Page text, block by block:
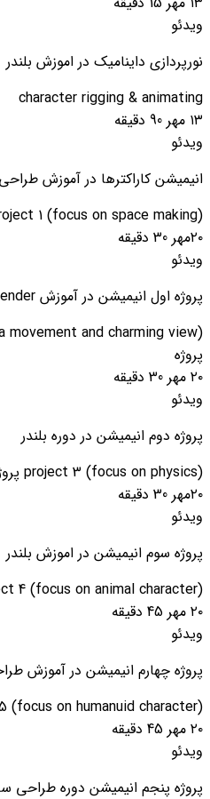
ویدئو
نورپردازی داینامیک در اموزش بلندر
character rigging & animating
۱۳ مهر
90 دقیقه
ویدئو
انیمیشن کاراکترها در آموزش
1 (focus on space making)
۲۰مهر
30 دقیقه
ویدئو
پروژه اول انیمیشن در آموزش Blender
movement and charming view)
پروژه
۲۰ مهر
30 دقیقه
ویدئو
پروژه دوم انیمیشن در دوره بلندر
project 3 (focus on physics)
۲۰مهر
30 دقیقه
ویدئو
پروژه سوم انیمیشن در اموزش بلندر
4 (focus on animal character)
۲۰ مهر
45 دقیقه
ویدئو
پروژه چهارم انیمیشن در آموزش
(focus on humanuid character)
۲۰ مهر
45 دقیقه
ویدئو
پروژه پنجم انیمیشن دوره طراحی